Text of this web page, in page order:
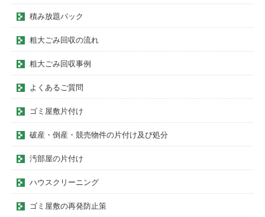
積み放題パック
粗大ごみ回収の流れ
粗大ごみ回収事例
よくあるご質問
ゴミ屋敷片付け
破産・倒産・競売物件の片付け及び処分
汚部屋の片付け
ハウスクリーニング
ゴミ屋敷の再発防止策